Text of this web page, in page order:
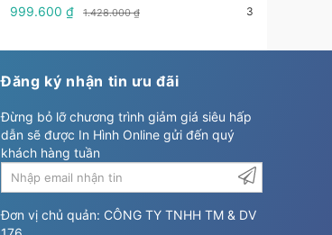
999.600 ₫ 1.428.000 ₫ 3
Đăng ký nhận tin ưu đãi
Đừng bỏ lỡ chương trình giảm giá siêu hấp
dẫn sẽ được In Hình Online gửi đến quý
khách hàng tuần
Đơn vị chủ quản: CÔNG TY TNHH TM & DV